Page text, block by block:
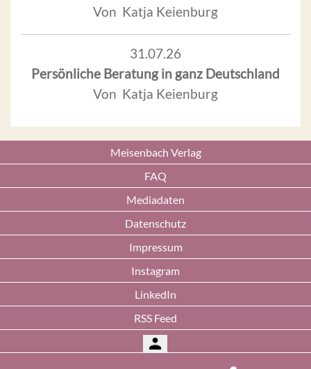
Von Katja Keienburg
31.07.26
Persönliche Beratung in ganz Deutschland
Von Katja Keienburg
Meisenbach Verlag
FAQ
Mediadaten
Datenschutz
Impressum
Instagram
LinkedIn
RSS Feed